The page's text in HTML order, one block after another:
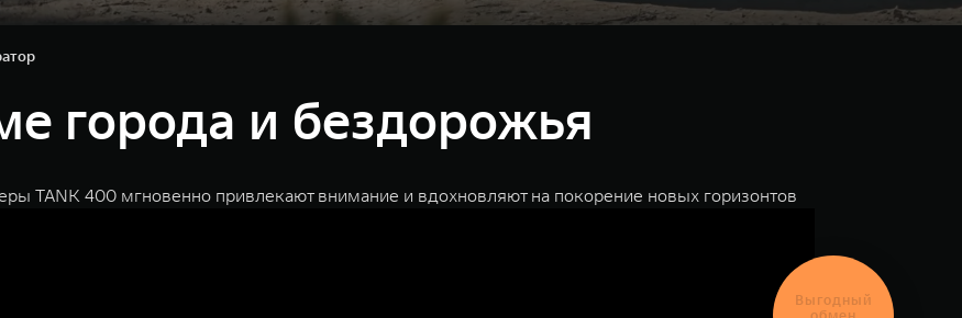
города и бездорожья
TANK 400 мгновенно привлекают внимание и вдохновляют на покорение новых горизонтов
Выгодный